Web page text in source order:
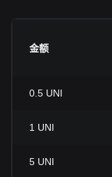
金额
0.5 UNI
1 UNI
5 UNI